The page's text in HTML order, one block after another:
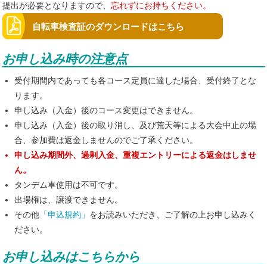
提出が必要となりますので、忘れずにお持ちください。
自転車検査証のダウンロードはこちら
お申し込み時の注意点
受付期間内であっても各コース定員に達した場合、受付終了とな
ります。
申し込み（入金）後のコース変更はできません。
申し込み（入金）後の取り消し、及び荒天等による大会中止の場
合、参加費は返金しませんのでご了承ください。
申し込み期間外、過剰入金、重複エントリーによる返金はしませ
ん。
タンデム車使用は不可です。
出場権は、譲渡できません。
その他 「申込規約」 をお読みいただき、ご了解の上お申し込みく
ださい。
お申し込みはこちらから